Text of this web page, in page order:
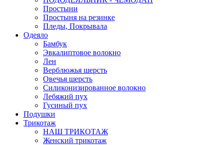
Простыни
Простыня на резинке
Пледы, Покрывала
Одеяло
Бамбук
Эвкалиптовое волокно
Лен
Верблюжья шерсть
Овечья шерсть
Силиконизированное волокно
Лебяжий пух
Гусиный пух
Подушки
Трикотаж
НАШ ТРИКОТАЖ
Женский трикотаж